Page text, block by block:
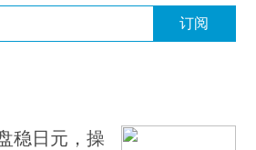
订阅
稳日元，操